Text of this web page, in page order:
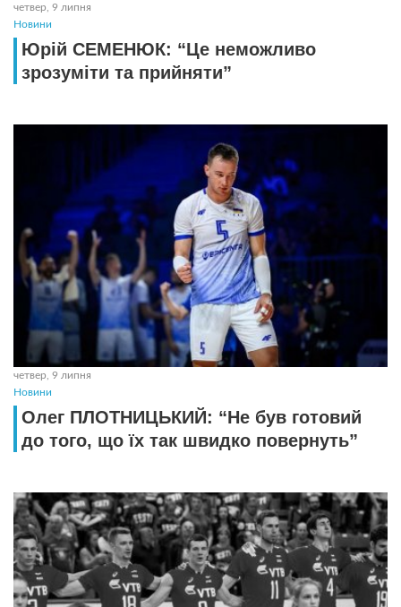
четвер, 9 липня
Новини
Юрій СЕМЕНЮК: “Це неможливо
зрозуміти та прийняти”
четвер, 9 липня
Новини
Олег ПЛОТНИЦЬКИЙ: “Не був готовий
до того, що їх так швидко повернуть”